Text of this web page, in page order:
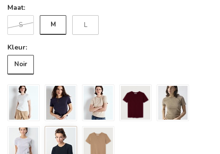
Maat:
S M L
Kleur:
Noir